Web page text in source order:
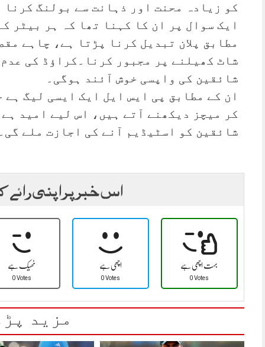
کو زیادہ محنت اور ذہانت سے بولنگ کرنا
ایک سوال پر ان کا کہنا تھا کہ ہر بیٹر
مطابق پلان تبدیل کرنا پڑتا ہے، چاہے
شاٹ کھیلنے پر مجبور کرنا۔کراؤڈ کی
شائقین کی واپسی خوش آئند ہوگی۔
ان کے مطابق پی ایس ایل ایک ایسی لیگ
کر میچز دیکھنے آتے ہیں، اس لیے امید ہے
شائقین کو اسٹیڈیم آنے کی اجازت ملے گی۔
اس خبر پر اپنی رائے
ٹھیک ہے
0 Votes
اچھی ہے
0 Votes
بہت اچھی ہے
0 Votes
مزید